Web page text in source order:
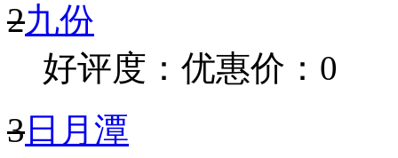
2九份
好评度： 优惠价：0
3 日月潭